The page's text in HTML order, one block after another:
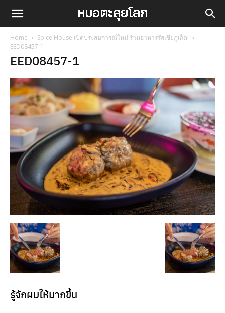
Home
Spice House เปิดประสบการณ์ใหม่ ร้านอาหารรัสเซียภูเก็ต!
EED08457-1
EED08457-1
รู้จักผมให้มากขึ้น